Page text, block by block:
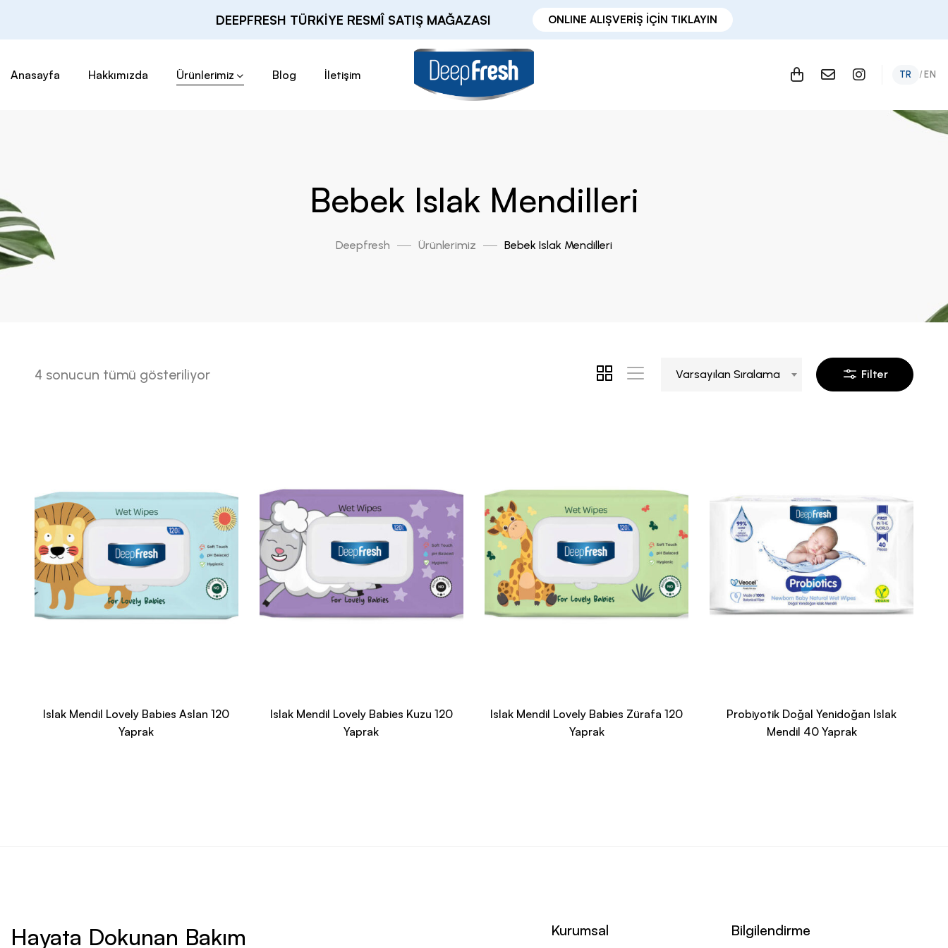
DEEPFRESH TÜRKIYE RESMÎ SATIŞ MAĞAZASI ONLINE ALIŞVERİŞ İÇİN TIKLAYIN
Anasayfa Hakkımızda Ürünlerimiz Blog İletişim TR / EN
Bebek Islak Mendilleri
Deepfresh Ürünlerimiz Bebek Islak Mendilleri
4 sonucun tümü gösteriliyor Varsayılan Sıralama Filter
Islak Mendil Lovely Babies Aslan 120
Yaprak
Islak Mendil Lovely Babies Kuzu 120
Yaprak
Islak Mendil Lovely Babies Zürafa 120
Yaprak
Probiyotik Doğal Yenidoğan Islak
Mendil 40 Yaprak
Hayata Dokunan Bakım Kurumsal Bilgilendirme